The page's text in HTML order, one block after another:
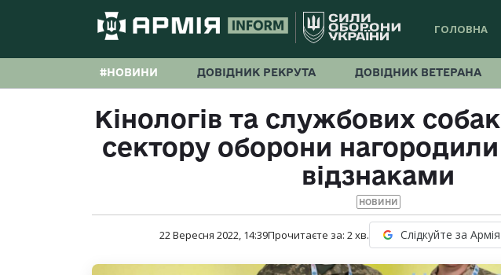
ГОЛОВНА
#НОВИНИ ДОВІДНИК РЕКРУТА ДОВІДНИК ВЕТЕРАНА
Кінологів та службових
сектору оборони
відзнаками
НОВИНИ
22 Вересня 2022, 14:39Прочитаєте за: 2хв. Слідкуйте за